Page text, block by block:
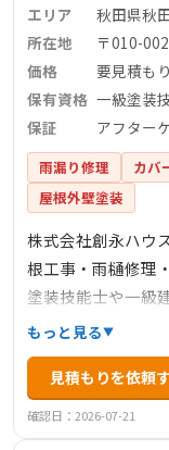
エリア
秋田県秋
所在地
〒010-
価格
要見積もり
保有資格 一級塗装
保証
アフター
雨漏り修理 カバ
屋根外壁塗装
株式会社創永ハウ
根工事・雨樋修理
塗装技能士や一級
実績と高い技術力
は無料で対応し、
保険の適用もサポ
す。
もっと見る
見積もりを依頼
確認日：2026-07-21